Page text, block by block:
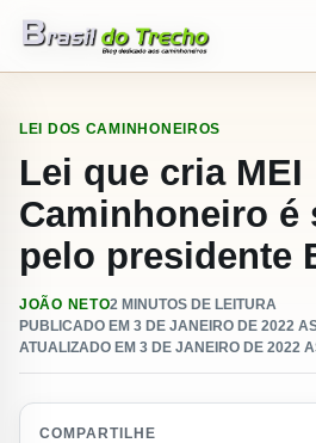
LEI DOS CAMINHONEIROS
Lei que cria MEI
Caminhoneiro é
pelo presidente
JOÃO NETO2 MINUTOS DE LEITURA
PUBLICADO EM 3 DE JANEIRO DE 2022
ATUALIZADO EM 3 DE JANEIRO DE 2022
COMPARTILHE